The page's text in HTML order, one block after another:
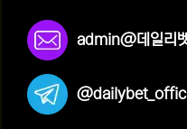
admin@데일리